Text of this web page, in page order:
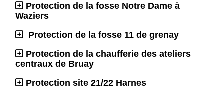
Protection de la fosse Notre Dame à
Waziers
Protection de la fosse 11 de grenay
Protection de la chaufferie des ateliers
centraux de Bruay
Protection site 21/22 Harnes